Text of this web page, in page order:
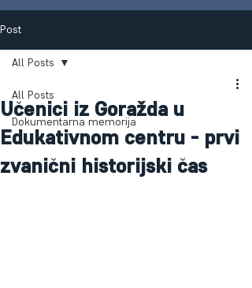
Post
All Posts
Dokumentarna memorija
All Posts
Učenici iz Goražda u
Edukativnom centru - prvi
zvanični historijski čas